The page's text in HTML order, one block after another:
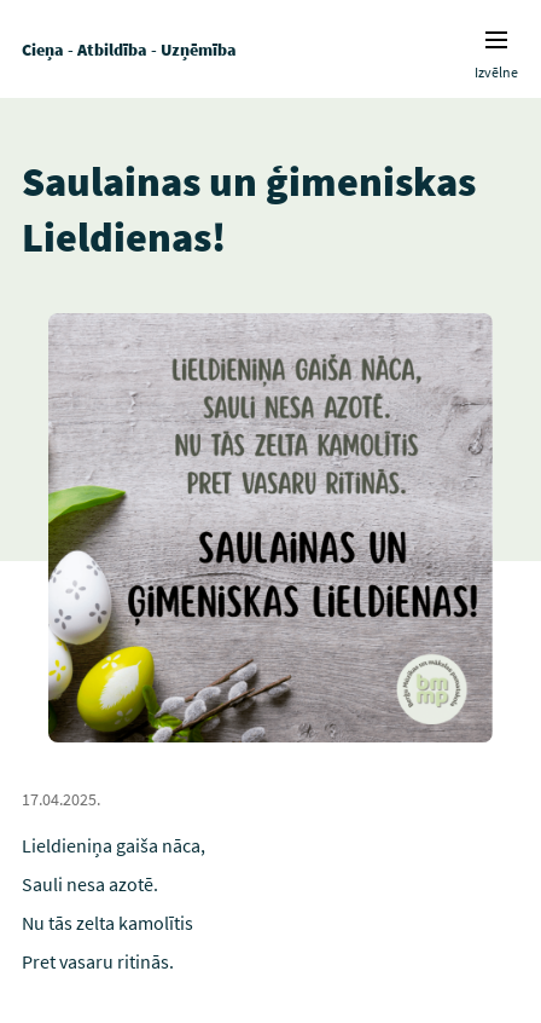
Cieņa - Atbildība - Uzņēmība
Izvēlne
Saulainas un ģimeniskas
Lieldienas!
17.04.2025.
Lieldieniņa gaiša nāca,
Sauli nesa azotē.
Nu tās zelta kamolītis
Pret vasaru ritinās.